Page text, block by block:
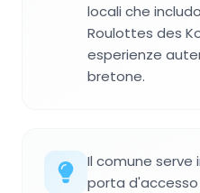
locali che
Roulottes des
esperienze
bretone.
Il comune serve
porta